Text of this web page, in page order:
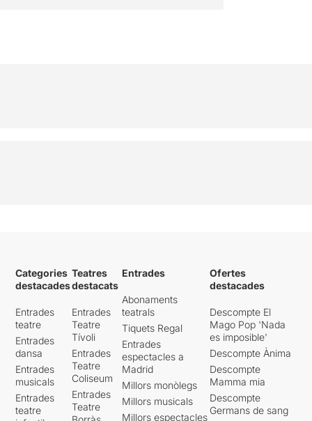
Categories
destacades
Entrades
teatre
Entrades
dansa
Entrades
musicals
Entrades
teatre
Teatres
destacats
Entrades
Teatre
Tívoli
Entrades
Teatre
Coliseum
Entrades
Teatre
Entrades
Abonaments
teatrals
Tiquets Regal
Entrades
espectacles a
Madrid
Millors monòlegs
Millors musicals
Millors espectacles
Ofertes
destacades
Descompte El
Mago Pop 'Nada
es imposible'
Descompte Ànima
Descompte
Mamma mia
Descompte
Germans de sang